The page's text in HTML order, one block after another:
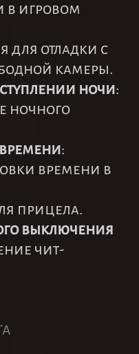
в игровом
для отладки с
камеры.
ночи:
ночного
:
времени в
прицела.
выключения
чит-